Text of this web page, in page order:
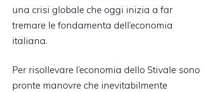
una crisi globale che oggi inizia a far
tremare le fondamenta dell’economia
italiana.
Per risollevare l’economia dello Stivale sono
pronte manovre che inevitabilmente